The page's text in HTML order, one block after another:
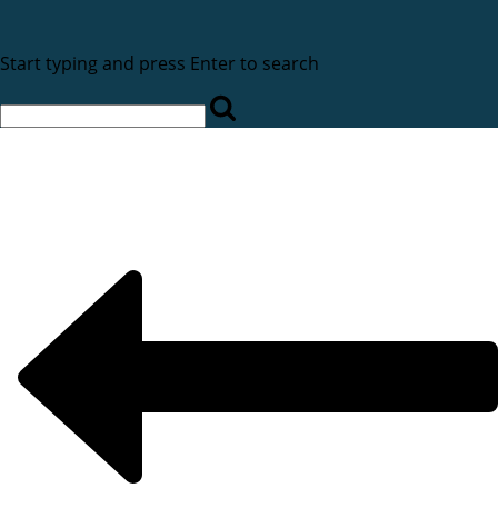
Start typing and press Enter to search